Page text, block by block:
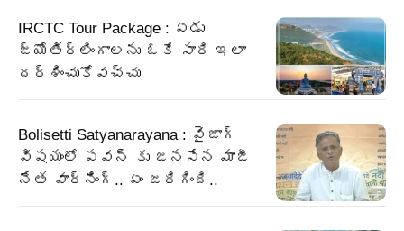
IRCTC Tour Package : ఏడు
జ్యోతిర్లింగాలను ఓకే సారి ఇలా
దర్శించుకోవచ్చు
Bolisetti Satyanarayana : వైజాగ్
విషయంలో పవన్ కు జనసేన మాజీ
నేత వార్నింగ్.. ఏం జరిగింది..